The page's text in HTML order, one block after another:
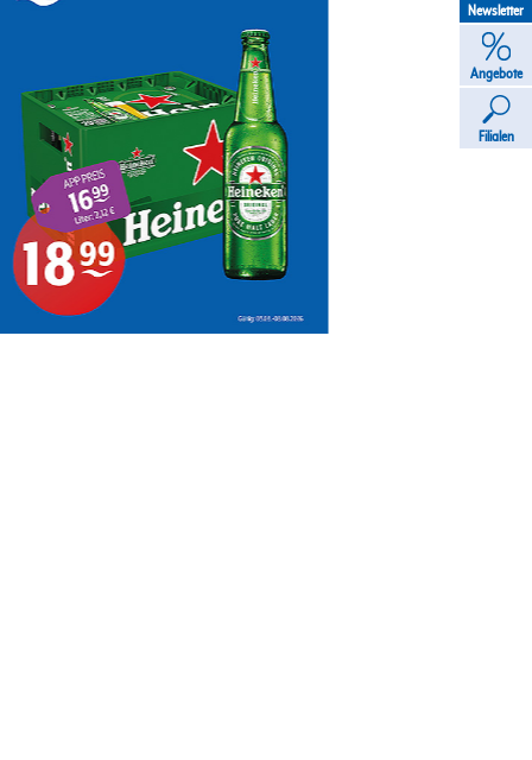
Newsletter
Angebote
Filialen